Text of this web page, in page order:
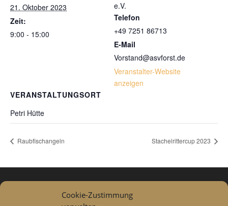
Cookie-Zustimmung
21. Oktober 2023
Zeit:
9:00 - 15:00
VERANSTALTUNGSORT
Petri Hütte
e.V.
Telefon
+49 7251 86713
E-Mail
Vorstand@asvforst.de
Veranstalter-Website
anzeigen
Raubfischangeln Stachelrittercup 2023
Datenschutzerklärung